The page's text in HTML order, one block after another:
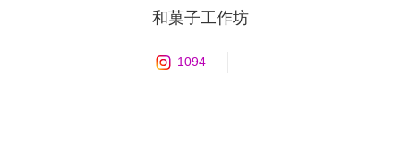
和菓子工作坊
1094